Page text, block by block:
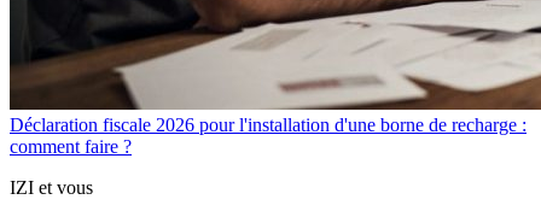
Déclaration fiscale 2026 pour l'installation d'une borne de recharge :
comment faire ?
IZI et vous